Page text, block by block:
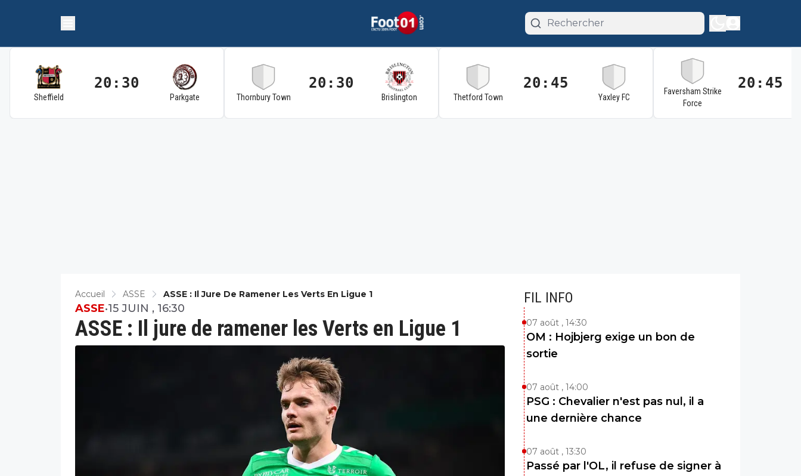
Sheffield
20:30
Parkgate Thornbury Town
20:30
Brislington Thetford Town
20:45
Yaxley FC
Faversham Strike
Force
20:45
Accueil ASSE ASSE : Il Jure De Ramener Les Verts En Ligue 1
ASSE : Il jure de ramener les Verts en Ligue 1
ASSE•15 JUIN , 16:30
FIL INFO
07 août , 14:30
OM : Hojbjerg exige un bon de
sortie
07 août , 14:00
PSG : Chevalier n'est pas nul, il a
une dernière chance
07 août , 13:30
Passé par l'OL, il refuse de signer à